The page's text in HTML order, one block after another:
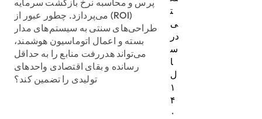
ت
ی
در
س
ا
ل
۱
۴
۰
پرس و محاسبه نرخ بازگشت سرمایه
(ROI) می‌پردازد. چطور عبور از
طراحی‌های سنتی به سیستم‌های مدار
بسته و اعمال اتوماسیون هوشمند،
می‌تواند هدررفت منابع را به حداقل
رسانده و بقای اقتصادی واحدهای
تولیدی را تضمین کند؟